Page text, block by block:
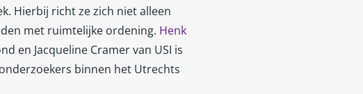
Hierbij richt ze zich niet alleen
met ruimtelijke ordening. Henk
en Jacqueline Cramer van USI is
binnen het Utrechts